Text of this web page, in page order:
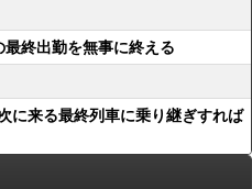
最終出勤を無事に終える
に来る最終列車に乗り継ぎすれば